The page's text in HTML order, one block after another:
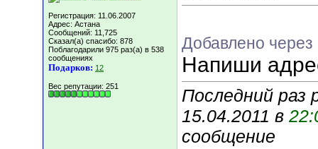
Регистрация: 11.06.2007
Адрес: Астана
Сообщений: 11,725
Сказал(а) спасибо: 878
Поблагодарили 975 раз(а) в 538
сообщениях
Подарков: 12
Вес репутации: 251
Добавлено
Напиши
Последний раз
15.04.2011 в
сообщение